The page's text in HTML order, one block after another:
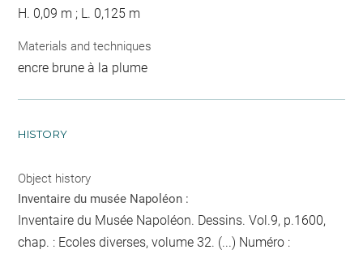
H. 0,09 m ; L. 0,125 m
Materials and techniques
encre brune à la plume
HISTORY
Object history
Inventaire du musée Napoléon :
Inventaire du Musée Napoléon. Dessins. Vol.9, p.1600,
chap. : Ecoles diverses, volume 32. (...) Numéro :